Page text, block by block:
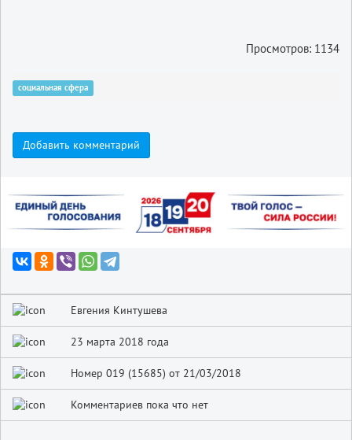
Просмотров: 1134
социальная сфера
Добавить комментарий
Евгения Кинтушева
23 марта 2018 года
Номер 019 (15685) от 21/03/2018
Комментариев пока что нет